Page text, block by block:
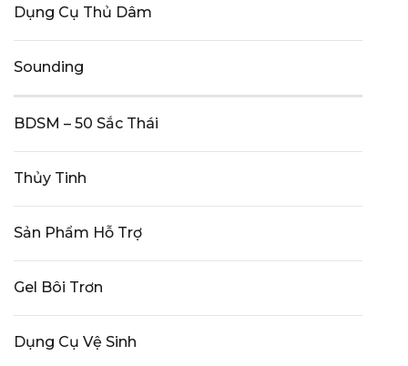
Dụng Cụ Thủ Dâm
Sounding
BDSM – 50 Sắc Thái
Thủy Tinh
Sản Phẩm Hỗ Trợ
Gel Bôi Trơn
Dụng Cụ Vệ Sinh